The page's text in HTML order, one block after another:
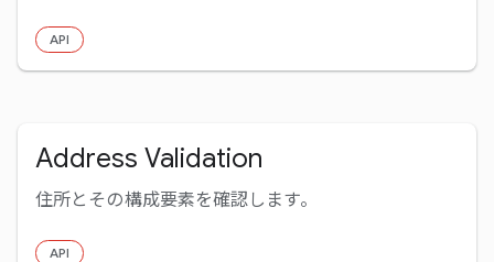
API
Address Validation
住所とその構成要素を確認します。
API